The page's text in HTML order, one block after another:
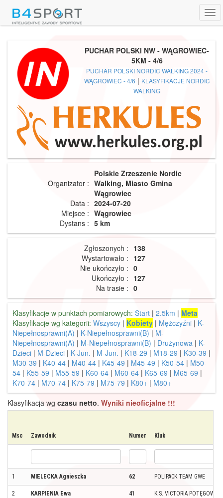
PUCHAR POLSKI NW - WĄGROWIEC-
5KM - 4/6
PUCHAR POLSKI NORDIC WALKING 2024 -
WĄGROWIEC - 4/6 | KLASYFIKACJE NORDIC
WALKING
Organizator :
Polskie Zrzeszenie Nordic
Walking, Miasto Gmina
Wągrowiec
Data : 2024-07-20
Miejsce : Wągrowiec
Dystans : 5 km
Zgłoszonych : 138
Wystartowało : 127
Nie ukończyło : 0
Ukończyło : 127
Na trasie : 0
Klasyfikacje w punktach pomiarowych: Start | 2.5km | Meta
Klasyfikacje wg kategorii: Wszyscy | Kobiety | Mężczyźni | K-
Niepełnosprawni(A) | K-Niepełnosprawni(B) | M-
Niepełnosprawni(A) | M-Niepełnosprawni(B) | Drużynowa | K-
Dzieci | M-Dzieci | K-Jun. | M-Jun. | K18-29 | M18-29 | K30-39 |
M30-39 | K40-44 | M40-44 | K45-49 | M45-49 | K50-54 | M50-
54 | K55-59 | M55-59 | K60-64 | M60-64 | K65-69 | M65-69 |
K70-74 | M70-74 | K75-79 | M75-79 | K80+ | M80+
Klasyfikacja wg czasu netto. Wyniki nieoficjalne !!!
Msc Zawodnik Numer Klub
1 MIELECKA Agnieszka 62 POLIPACK TEAM GWE
2 KARPIENIA Ewa 41 K.S. VICTORIA POTĘGOWO